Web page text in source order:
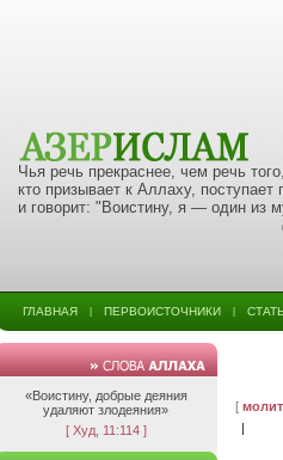
Чья речь прекраснее, чем речь того,
кто призывает к Аллаху, поступает
и говорит: "Воистину, я — один из
ГЛАВНАЯ ПЕРВОИСТОЧНИКИ
«Воистину, добрые деяния
удаляют злодеяния»
[ Худ, 11:114 ]
[
|